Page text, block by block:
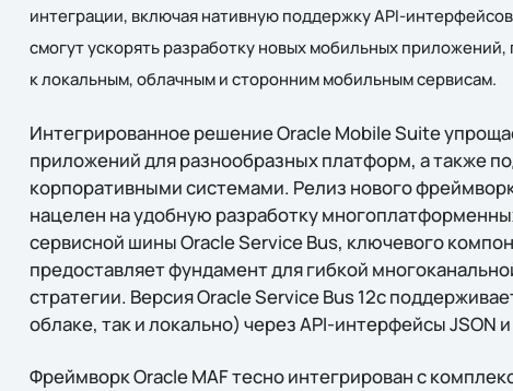
интеграции, включая нативную поддержку API-
смогут ускорять разработку новых мобильных
к локальным, облачным и сторонним мобильным сервисам.
Интегрированное решение Oracle Mobile Suite
приложений для разнообразных платформ, а также
корпоративными системами. Релиз нового
нацелен на удобную разработку
сервисной шины Oracle Service Bus, ключевого
предоставляет фундамент для гибкой
стратегии. Версия Oracle Service Bus 12c
облаке, так и локально) через API-интерфейсы JSON и
Фреймворк Oracle MAF тесно интегрирован с